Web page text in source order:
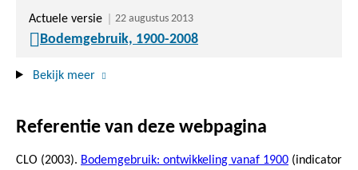
Actuele versie 22 augustus 2013
Bodemgebruik, 1900-2008
Bekijk meer
Referentie van deze webpagina
CLO (2003). Bodemgebruik: ontwikkeling vanaf 1900 (indicator